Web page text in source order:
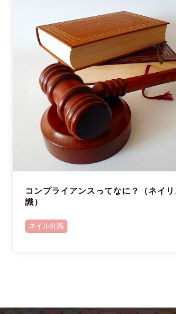
コンプライアンスってなに？（ネイ
識）
ネイル知識